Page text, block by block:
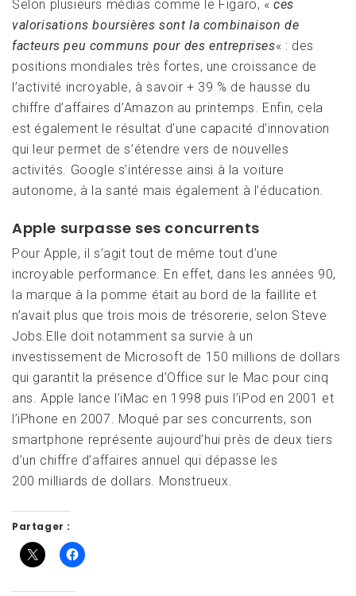
Selon plusieurs médias comme le Figaro, «ces
valorisations boursières sont la combinaison de
facteurs peu communs pour des entreprises« : des
positions mondiales très fortes, une croissance de
l’activité incroyable, à savoir + 39 % de hausse du
chiffre d’affaires d’Amazon au printemps. Enfin, cela
est également le résultat d’une capacité d’innovation
qui leur permet de s’étendre vers de nouvelles
activités. Google s’intéresse ainsi à la voiture
autonome, à la santé mais également à l’éducation.
Apple surpasse ses concurrents
Pour Apple, il s’agit tout de même tout d’une
incroyable performance. En effet, dans les années 90,
la marque à la pomme était au bord de la faillite et
n’avait plus que trois mois de trésorerie, selon Steve
Jobs.Elle doit notamment sa survie à un
investissement de Microsoft de 150 millions de dollars
qui garantit la présence d’Office sur le Mac pour cinq
ans. Apple lance l’iMac en 1998 puis l’iPod en 2001 et
l’iPhone en 2007. Moqué par ses concurrents, son
smartphone représente aujourd’hui près de deux tiers
d’un chiffre d’affaires annuel qui dépasse les
200 milliards de dollars. Monstrueux.
Partager :